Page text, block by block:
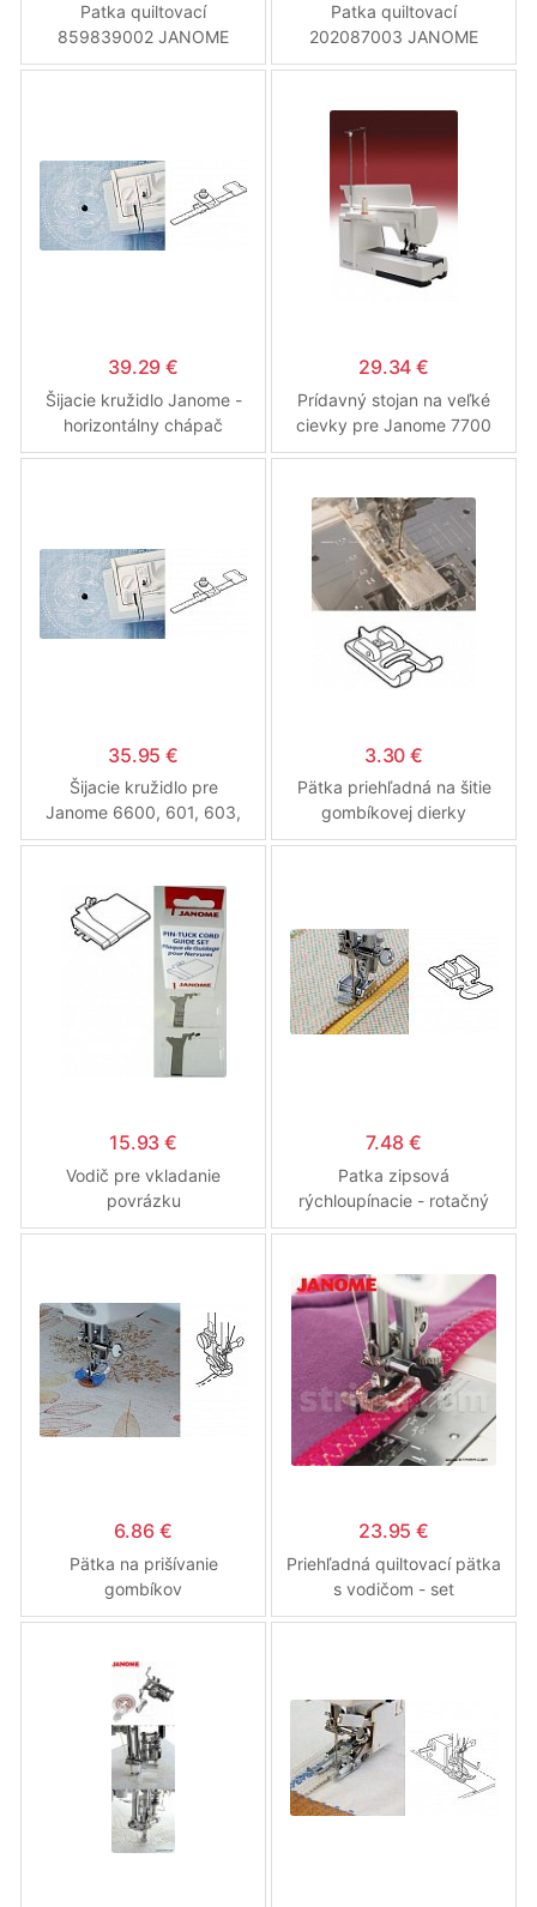
Patka quiltovací
859839002 JANOME
Patka quiltovací
202087003 JANOME
39.29 €
Šijacie kružidlo Janome -
horizontálny chápač
29.34 €
Prídavný stojan na veľké
cievky pre Janome 7700
35.95 €
Šijacie kružidlo pre
Janome 6600, 601, 603,
605, 7700
3.30 €
Pätka priehľadná na šitie
gombíkovej dierky
15.93 €
Vodič pre vkladanie
povrázku
7.48 €
Patka zipsová
rýchloupínacie - rotačný
chápač
6.86 €
Pätka na prišívanie
gombíkov
23.95 €
Priehľadná quiltovací pätka
s vodičom - set